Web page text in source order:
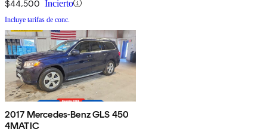
$44,500 Incierto
Incluye tarifas de conc.
2017 Mercedes-Benz GLS 450
4MATIC